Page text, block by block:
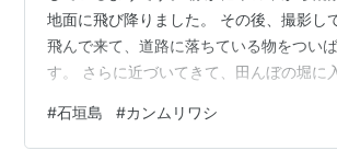
地面に飛び降りました。 その後、撮影し
飛んで来て、道路に落ちている物をつい
す。 さらに近づいてきて、田んぼの堀に
重な体験をしました。 こちらに向かって
た。 何かついばんでいます。 さらに移
#石垣島 #カンムリワシ